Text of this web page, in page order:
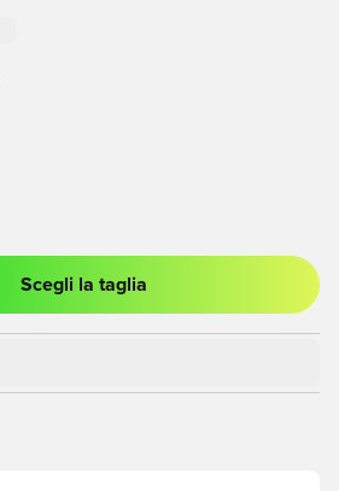
per accedere o registrarsi come
Scegli la taglia